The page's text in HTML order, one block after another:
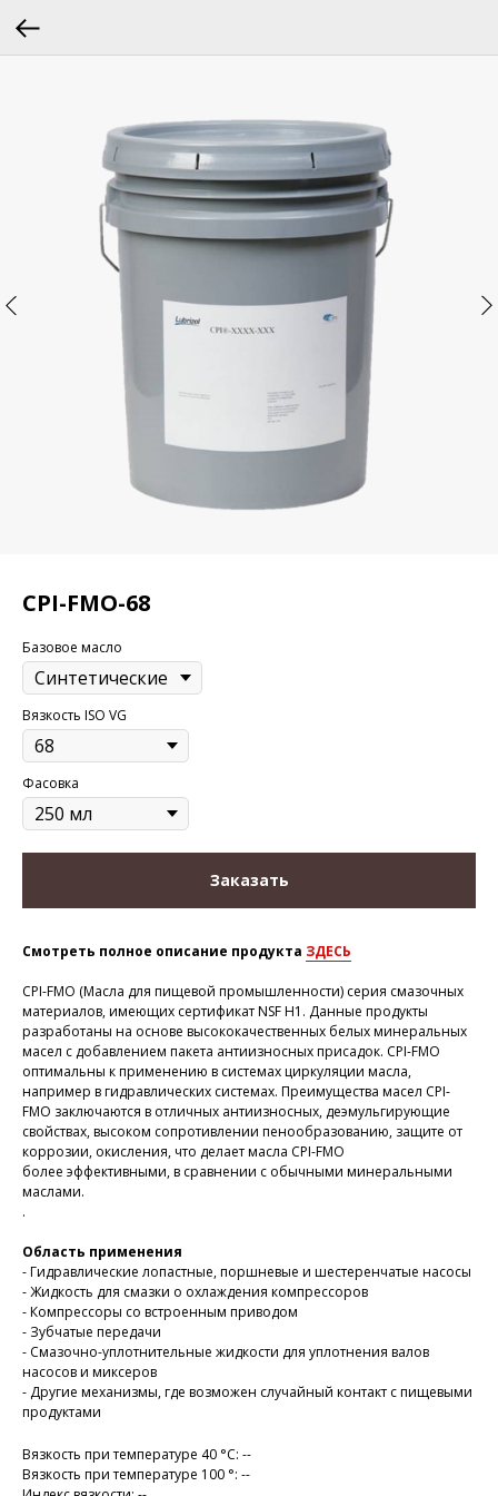
CPI-FMO-68
Базовое масло
Вязкость ISO VG
Фасовка
Заказать
Смотреть полное описание продукта ЗДЕСЬ
CPI-FMO (Масла для пищевой промышленности) серия смазочных
материалов, имеющих сертификат NSF H1. Данные продукты
разработаны на основе высококачественных белых минеральных
масел с добавлением пакета антиизносных присадок. CPI-FMO
оптимальны к применению в системах циркуляции масла,
например в гидравлических системах. Преимущества масел CPI-
FMO заключаются в отличных антиизносных, деэмульгирующие
свойствах, высоком сопротивлении пенообразованию, защите от
коррозии, окисления, что делает масла CPI-FMO
более эффективными, в сравнении с обычными минеральными
маслами.
.
Область применения
- Гидравлические лопастные, поршневые и шестеренчатые насосы
- Жидкость для смазки о охлаждения компрессоров
- Компрессоры со встроенным приводом
- Зубчатые передачи
- Смазочно-уплотнительные жидкости для уплотнения валов
насосов и миксеров
- Другие механизмы, где возможен случайный контакт с пищевыми
продуктами
Вязкость при температуре 40 °С: --
Вязкость при температуре 100 °: --